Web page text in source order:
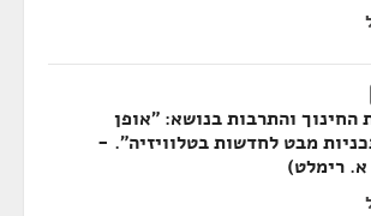
החינוך והתרבות בנושא: "אופן
מבט לחדשות בטלוויזיה". -
רימלט)